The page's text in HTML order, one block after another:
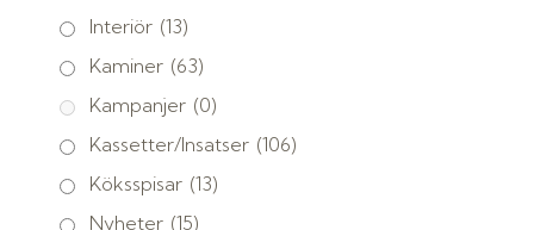
Interiör (13)
Kaminer (63)
Kampanjer (0)
Kassetter/Insatser (106)
Köksspisar (13)
Nyheter (15)